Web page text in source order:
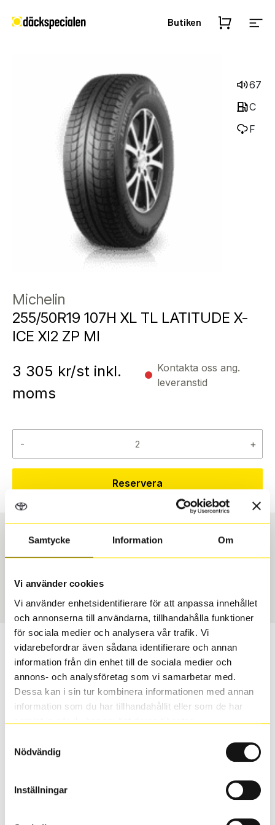
Samtycke Information Om
Vi använder cookies
Vi använder enhetsidentifierare för att anpassa innehållet
och annonserna till användarna, tillhandahålla funktioner
för sociala medier och analysera vår trafik. Vi
vidarebefordrar även sådana identifierare och annan
information från din enhet till de sociala medier och
annons- och analysföretag som vi samarbetar med.
Dessa kan i sin tur kombinera informationen med annan
information som du har tillhandahållit eller som de har
samlat in när du har använt deras tjänster.
Nödvändig
Inställningar
Butiken
67
C
F
Michelin
255/50R19 107H XL TL LATITUDE X-
ICE XI2 ZP MI
3 305 kr/st inkl.
moms
Kontakta oss ang.
leveranstid
- +
Reservera
Art nummer
Passar detta däck min bil?
Ange registreringsnummer för att se om det däck du
valt passar din bilmodell. Om du köper däck som skall
sättas på dina befintliga fälgar, se till att kolla en extra
gång så att däck och fälg har samma dimensioner.
inte vara samma dimension som bilen hade ut från